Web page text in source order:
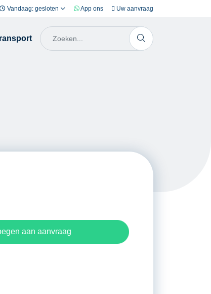
Vandaag: gesloten App ons Uw aanvraag
aan aanvraag